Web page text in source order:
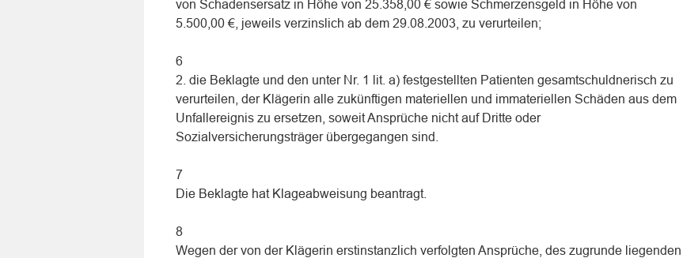
von Schadensersatz in Höhe von 25.358,00 € sowie Schmerzensgeld in Höhe von
5.500,00 €, jeweils verzinslich ab dem 29.08.2003, zu verurteilen;
6
2. die Beklagte und den unter Nr. 1 lit. a) festgestellten Patienten gesamtschuldnerisch zu
verurteilen, der Klägerin alle zukünftigen materiellen und immateriellen Schäden aus dem
Unfallereignis zu ersetzen, soweit Ansprüche nicht auf Dritte oder
Sozialversicherungsträger übergegangen sind.
7
Die Beklagte hat Klageabweisung beantragt.
8
Wegen der von der Klägerin erstinstanzlich verfolgten Ansprüche, des zugrunde liegenden